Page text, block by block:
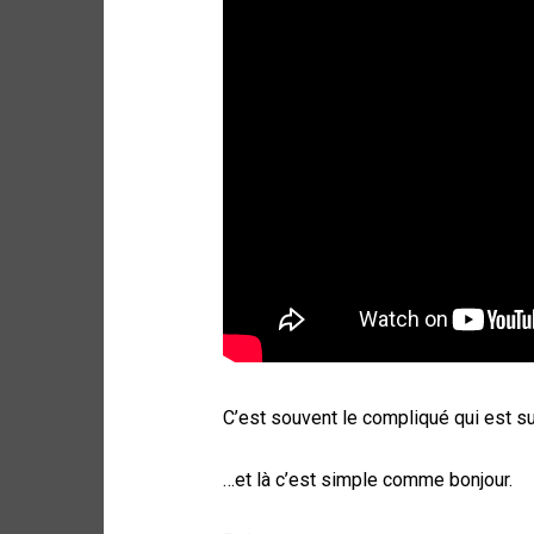
C’est souvent le compliqué qui est
…et là c’est simple comme bonjour.